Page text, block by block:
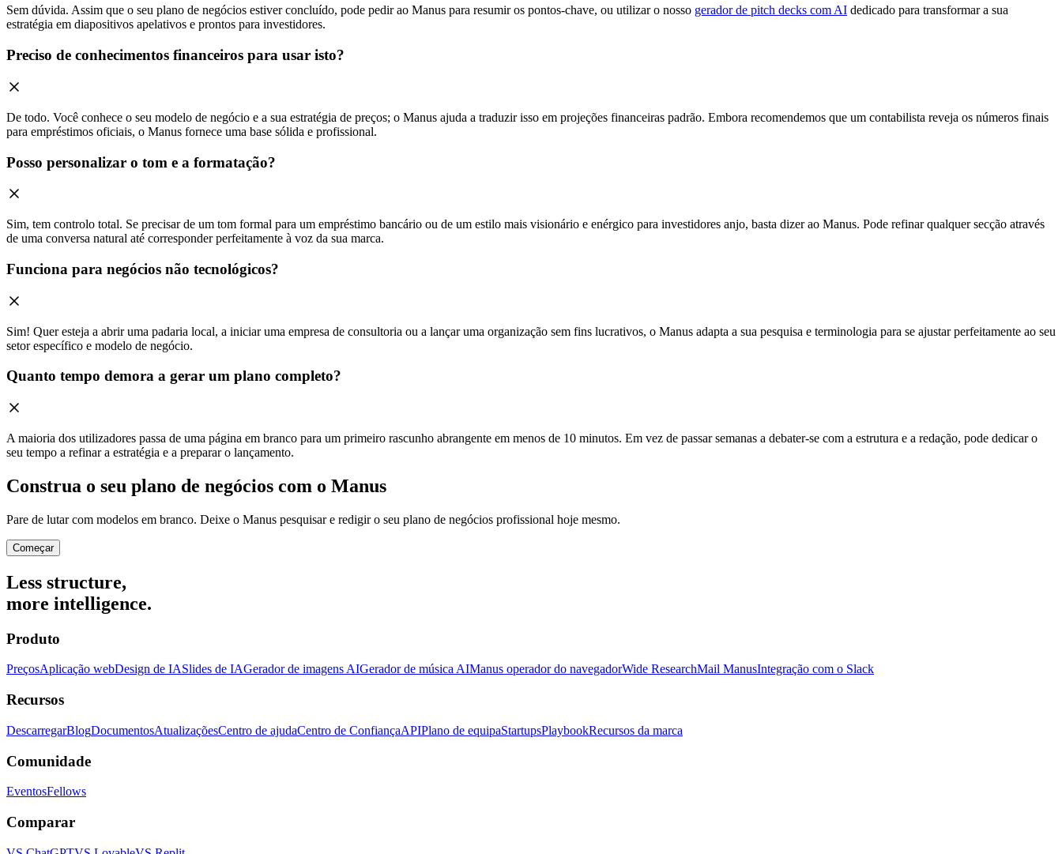
Sem dúvida. Assim que o seu plano de negócios estiver concluído, pode pedir ao Manus para resumir os pontos-chave, ou utilizar o nosso gerador de pitch decks com AI dedicado para transformar a sua
estratégia em diapositivos apelativos e prontos para investidores.
Preciso de conhecimentos financeiros para usar isto?
De todo. Você conhece o seu modelo de negócio e a sua estratégia de preços; o Manus ajuda a traduzir isso em projeções financeiras padrão. Embora recomendemos que um contabilista reveja os números finais
para empréstimos oficiais, o Manus fornece uma base sólida e profissional.
Posso personalizar o tom e a formatação?
Sim, tem controlo total. Se precisar de um tom formal para um empréstimo bancário ou de um estilo mais visionário e enérgico para investidores anjo, basta dizer ao Manus. Pode refinar qualquer secção através
de uma conversa natural até corresponder perfeitamente à voz da sua marca.
Funciona para negócios não tecnológicos?
Sim! Quer esteja a abrir uma padaria local, a iniciar uma empresa de consultoria ou a lançar uma organização sem fins lucrativos, o Manus adapta a sua pesquisa e terminologia para se ajustar perfeitamente ao seu
setor específico e modelo de negócio.
Quanto tempo demora a gerar um plano completo?
A maioria dos utilizadores passa de uma página em branco para um primeiro rascunho abrangente em menos de 10 minutos. Em vez de passar semanas a debater-se com a estrutura e a redação, pode dedicar o
seu tempo a refinar a estratégia e a preparar o lançamento.
Construa o seu plano de negócios com o Manus
Pare de lutar com modelos em branco. Deixe o Manus pesquisar e redigir o seu plano de negócios profissional hoje mesmo.
Começar
Less structure,
more intelligence.
Produto
PreçosAplicação webDesign de IASlides de IAGerador de imagens AIGerador de música AIManus operador do navegadorWide ResearchMail ManusIntegração com o Slack
Recursos
DescarregarBlogDocumentosAtualizaçõesCentro de ajudaCentro de ConfiançaAPIPlano de equipaStartupsPlaybookRecursos da marca
Comunidade
EventosFellows
Comparar